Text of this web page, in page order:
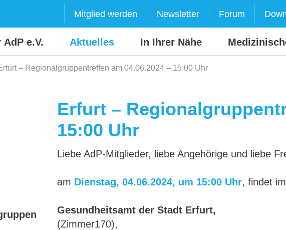
Mitglied werden Newsletter Forum
AdP e.V. Aktuelles In Ihrer Nähe
– Regionalgruppentreffen am 04.06.2024 – 15:00 Uhr
Erfurt –
15:00 Uhr
Liebe AdP-Mitglieder, liebe Angehörige und liebe
am Dienstag, 04.06.2024, um 15:00 Uhr, findet im
Gesundheitsamt der Stadt Erfurt,
(Zimmer170),